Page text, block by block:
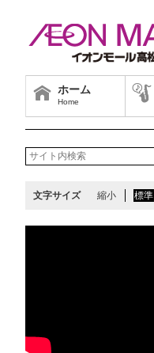
ホーム
Home
文字サイズ 縮小 標準